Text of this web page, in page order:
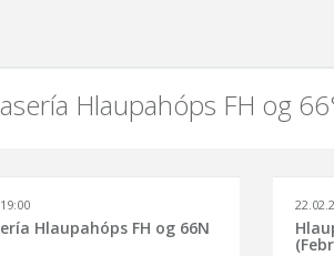
Hlaupahóps FH og
Hlaupahóps FH og 66N